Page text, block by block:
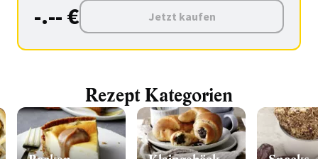
-.-- € Jetzt kaufen
Rezept Kategorien